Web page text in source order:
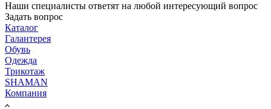
Наши специалисты ответят на любой интересующий вопрос
Задать вопрос
Каталог
Галантерея
Обувь
Одежда
Трикотаж
SHAMAN
Компания